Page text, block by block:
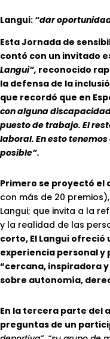
Langui: “dar
Esta Jornada de
contó con un invitado
Langui”, reconocido
la defensa de la
que recordó que en
con alguna
puesto de trabajo. El
laboral. En esto
posible”.
Primero se proyectó el
con más de 20
Langui; que invita a la
y la realidad de las
corto, El Langui ofreció
experiencia personal y
“cercana, inspiradora
sobre autonomía,
En la tercera parte del
preguntas de un